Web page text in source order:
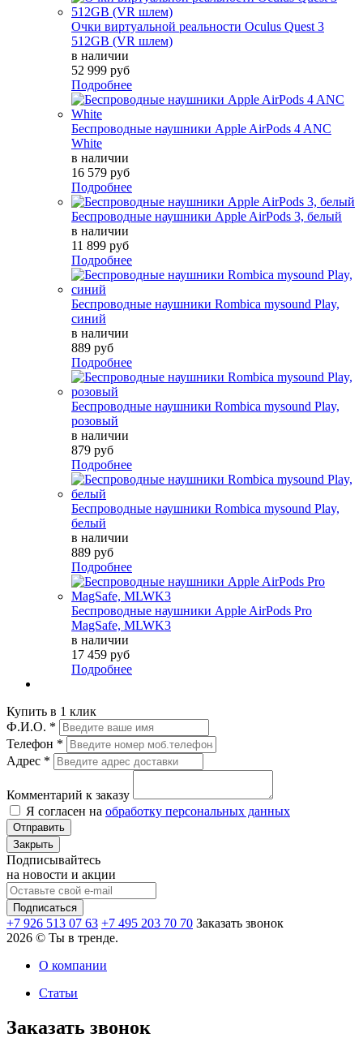
Очки виртуальной реальности Oculus Quest 3
512GB (VR шлем)
в наличии
52 999 руб
Подробнее
Беспроводные наушники Apple AirPods 4 ANC
White
в наличии
16 579 руб
Подробнее
Беспроводные наушники Apple AirPods 3, белый
в наличии
11 899 руб
Подробнее
Беспроводные наушники Rombica mysound Play,
синий
в наличии
889 руб
Подробнее
Беспроводные наушники Rombica mysound Play,
розовый
в наличии
879 руб
Подробнее
Беспроводные наушники Rombica mysound Play,
белый
в наличии
889 руб
Подробнее
Беспроводные наушники Apple AirPods Pro
MagSafe, MLWK3
в наличии
17 459 руб
Подробнее
Купить в 1 клик
Ф.И.О. *
Телефон *
Адрес *
Комментарий к заказу
Я согласен на обработку персональных данных
Отправить
Закрыть
Подписывайтесь
на новости и акции
+7 926 513 07 63 +7 495 203 70 70 Заказать звонок
2026 © Ты в тренде.
О компании
Статьи
Заказать звонок